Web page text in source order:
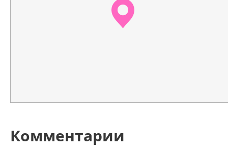
Комментарии